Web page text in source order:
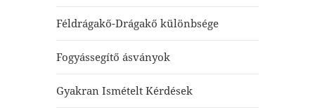
Féldrágakő-Drágakő különbsége
Fogyássegítő ásványok
Gyakran Ismételt Kérdések